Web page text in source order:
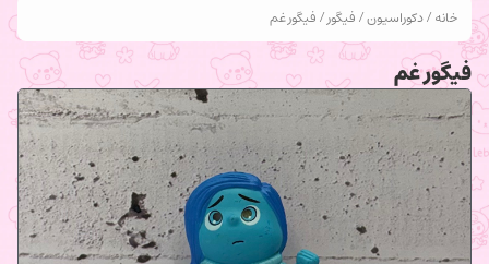
خانه/دکوراسیون/فیگور/ فیگور غم
فیگور غم